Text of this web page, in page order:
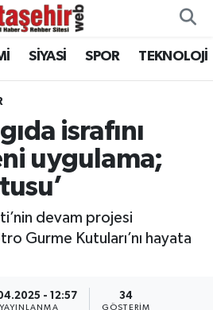
SİYASİ SPOR TEKNOLOJİ
israfını
uygulama;
devam projesi
Gurme Kutuları’nı hayata
- 12:57
YAYINLANMA
34
GÖSTERIM
ve Fikstür